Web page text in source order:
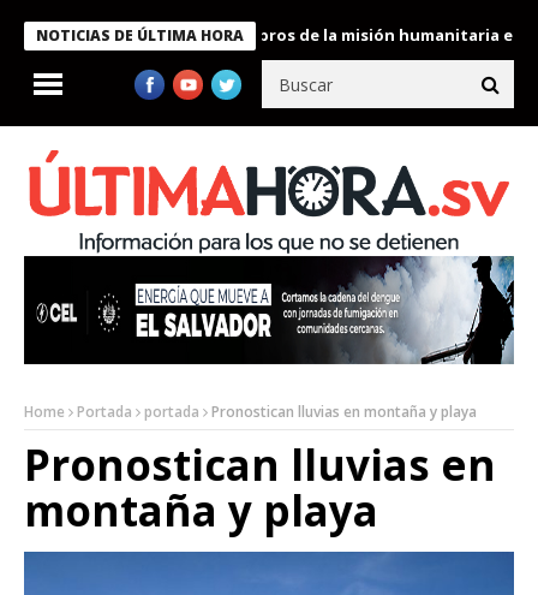
NOTICIAS DE ÚLTIMA HORA
Bukele condecora a miembros de la misión humanitaria enviada
Home Portada portada Pronostican lluvias en montaña y playa
Pronostican lluvias en
montaña y playa